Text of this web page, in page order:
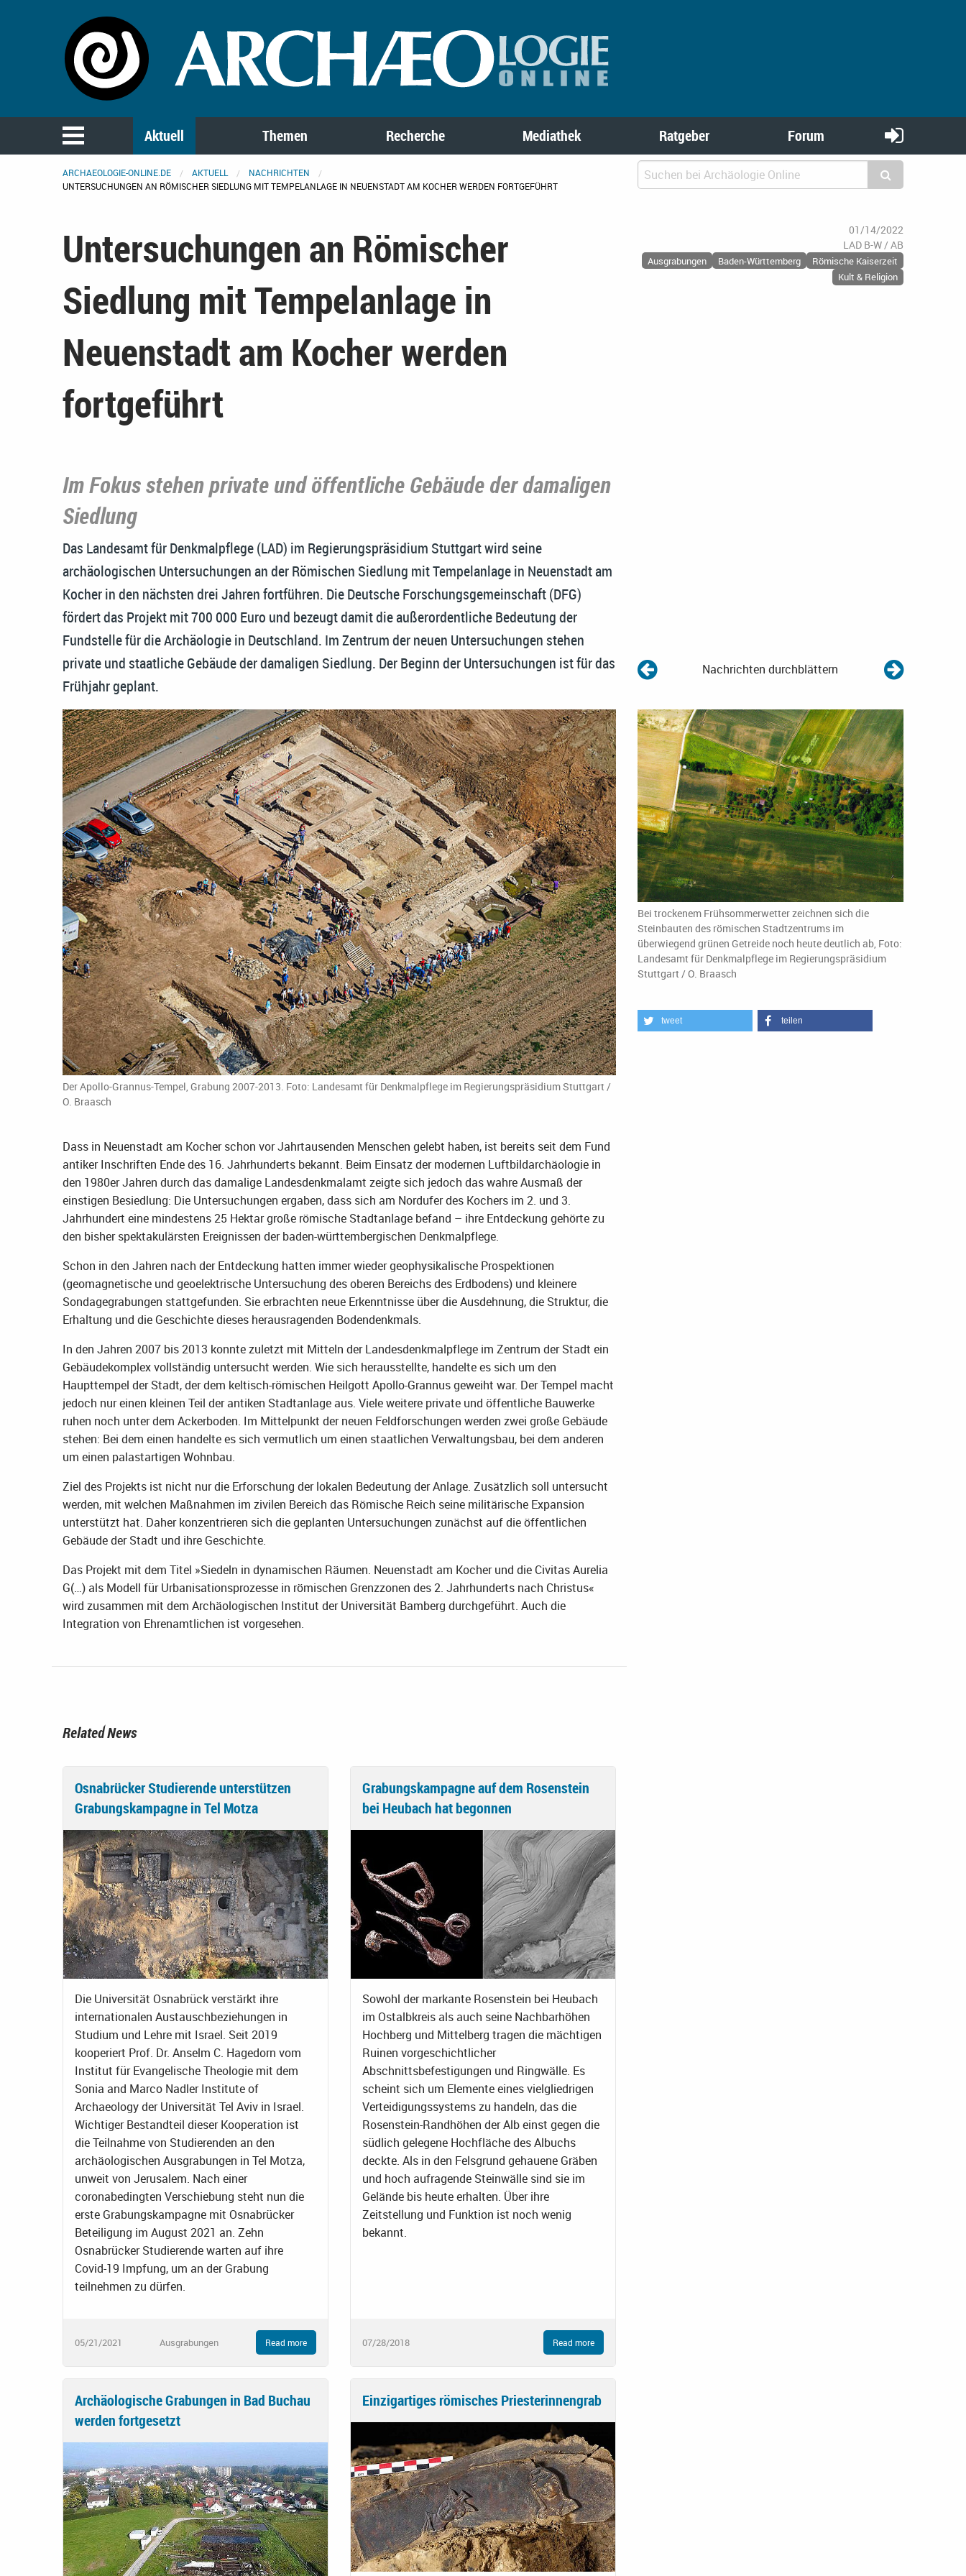
Aktuell Themen Recherche Mediathek Ratgeber Forum
ARCHAEOLOGIE-ONLINE.DE AKTUELL
NACHRICHTEN
UNTERSUCHUNGEN AN RÖMISCHER SIEDLUNG MIT TEMPELANLAGE IN NEUENSTADT AM KOCHER WERDEN FORTGEFÜHRT
Untersuchungen an Römischer
Siedlung mit Tempelanlage in
Neuenstadt am Kocher werden
fortgeführt
01/14/2022
LAD B-W / AB
Ausgrabungen Baden-Württemberg
Römische Kaiserzeit
Kult & Religion
Im Fokus stehen private und öffentliche Gebäude der damaligen
Siedlung
Das Landesamt für Denkmalpflege (LAD) im Regierungspräsidium Stuttgart wird seine
archäologischen Untersuchungen an der Römischen Siedlung mit Tempelanlage in Neuenstadt am
Kocher in den nächsten drei Jahren fortführen. Die Deutsche Forschungsgemeinschaft (DFG)
fördert das Projekt mit 700 000 Euro und bezeugt damit die außerordentliche Bedeutung der
Fundstelle für die Archäologie in Deutschland. Im Zentrum der neuen Untersuchungen stehen
private und staatliche Gebäude der damaligen Siedlung. Der Beginn der Untersuchungen ist für das
Frühjahr geplant.
Nachrichten durchblättern
Der Apollo-Grannus-Tempel, Grabung 2007-2013. Foto: Landesamt für Denkmalpflege im Regierungspräsidium Stuttgart /
O. Braasch
Dass in Neuenstadt am Kocher schon vor Jahrtausenden Menschen gelebt haben, ist bereits seit dem Fund
antiker Inschriften Ende des 16. Jahrhunderts bekannt. Beim Einsatz der modernen Luftbildarchäologie in
den 1980er Jahren durch das damalige Landesdenkmalamt zeigte sich jedoch das wahre Ausmaß der
einstigen Besiedlung: Die Untersuchungen ergaben, dass sich am Nordufer des Kochers im 2. und 3.
Jahrhundert eine mindestens 25 Hektar große römische Stadtanlage befand – ihre Entdeckung gehörte zu
den bisher spektakulärsten Ereignissen der baden-württembergischen Denkmalpflege.
Schon in den Jahren nach der Entdeckung hatten immer wieder geophysikalische Prospektionen
(geomagnetische und geoelektrische Untersuchung des oberen Bereichs des Erdbodens) und kleinere
Sondagegrabungen stattgefunden. Sie erbrachten neue Erkenntnisse über die Ausdehnung, die Struktur, die
Erhaltung und die Geschichte dieses herausragenden Bodendenkmals.
In den Jahren 2007 bis 2013 konnte zuletzt mit Mitteln der Landesdenkmalpflege im Zentrum der Stadt ein
Gebäudekomplex vollständig untersucht werden. Wie sich herausstellte, handelte es sich um den
Haupttempel der Stadt, der dem keltisch-römischen Heilgott Apollo-Grannus geweiht war. Der Tempel macht
jedoch nur einen kleinen Teil der antiken Stadtanlage aus. Viele weitere private und öffentliche Bauwerke
ruhen noch unter dem Ackerboden. Im Mittelpunkt der neuen Feldforschungen werden zwei große Gebäude
stehen: Bei dem einen handelte es sich vermutlich um einen staatlichen Verwaltungsbau, bei dem anderen
um einen palastartigen Wohnbau.
Ziel des Projekts ist nicht nur die Erforschung der lokalen Bedeutung der Anlage. Zusätzlich soll untersucht
werden, mit welchen Maßnahmen im zivilen Bereich das Römische Reich seine militärische Expansion
unterstützt hat. Daher konzentrieren sich die geplanten Untersuchungen zunächst auf die öffentlichen
Gebäude der Stadt und ihre Geschichte.
Das Projekt mit dem Titel »Siedeln in dynamischen Räumen. Neuenstadt am Kocher und die Civitas Aurelia
G(…) als Modell für Urbanisationsprozesse in römischen Grenzzonen des 2. Jahrhunderts nach Christus«
wird zusammen mit dem Archäologischen Institut der Universität Bamberg durchgeführt. Auch die
Integration von Ehrenamtlichen ist vorgesehen.
Bei trockenem Frühsommerwetter zeichnen sich die
Steinbauten des römischen Stadtzentrums im
überwiegend grünen Getreide noch heute deutlich ab, Foto:
Landesamt für Denkmalpflege im Regierungspräsidium
Stuttgart / O. Braasch
tweet teilen
Related News
Osnabrücker Studierende unterstützen
Grabungskampagne in Tel Motza
Die Universität Osnabrück verstärkt ihre
internationalen Austauschbeziehungen in
Studium und Lehre mit Israel. Seit 2019
kooperiert Prof. Dr. Anselm C. Hagedorn vom
Institut für Evangelische Theologie mit dem
Sonia and Marco Nadler Institute of
Archaeology der Universität Tel Aviv in Israel.
Wichtiger Bestandteil dieser Kooperation ist
die Teilnahme von Studierenden an den
archäologischen Ausgrabungen in Tel Motza,
unweit von Jerusalem. Nach einer
coronabedingten Verschiebung steht nun die
erste Grabungskampagne mit Osnabrücker
Beteiligung im August 2021 an. Zehn
Osnabrücker Studierende warten auf ihre
Covid-19 Impfung, um an der Grabung
teilnehmen zu dürfen.
05/21/2021 Ausgrabungen Read more
Grabungskampagne auf dem Rosenstein
bei Heubach hat begonnen
Sowohl der markante Rosenstein bei Heubach
im Ostalbkreis als auch seine Nachbarhöhen
Hochberg und Mittelberg tragen die mächtigen
Ruinen vorgeschichtlicher
Abschnittsbefestigungen und Ringwälle. Es
scheint sich um Elemente eines vielgliedrigen
Verteidigungssystems zu handeln, das die
Rosenstein-Randhöhen der Alb einst gegen die
südlich gelegene Hochfläche des Albuchs
deckte. Als in den Felsgrund gehauene Gräben
und hoch aufragende Steinwälle sind sie im
Gelände bis heute erhalten. Über ihre
Zeitstellung und Funktion ist noch wenig
bekannt.
07/28/2018 Read more
Archäologische Grabungen in Bad Buchau
werden fortgesetzt
Einzigartiges römisches Priesterinnengrab